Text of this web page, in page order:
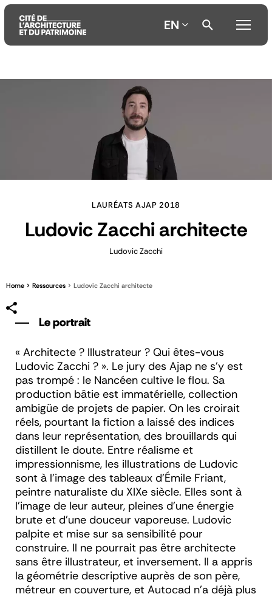
EN
LAURÉATS AJAP 2018
Ludovic Zacchi architecte
Ludovic Zacchi
Home Ressources Ludovic Zacchi architecte
Le portrait
« Architecte ? Illustrateur ? Qui êtes-vous
Ludovic Zacchi ? ». Le jury des Ajap ne s’y est
pas trompé : le Nancéen cultive le flou. Sa
production bâtie est immatérielle, collection
ambigüe de projets de papier. On les croirait
réels, pourtant la fiction a laissé des indices
dans leur représentation, des brouillards qui
distillent le doute. Entre réalisme et
impressionnisme, les illustrations de Ludovic
sont à l’image des tableaux d’Émile Friant,
peintre naturaliste du XIXe siècle. Elles sont à
l’image de leur auteur, pleines d’une énergie
brute et d’une douceur vaporeuse. Ludovic
palpite et mise sur sa sensibilité pour
construire. Il ne pourrait pas être architecte
sans être illustrateur, et inversement. Il a appris
la géométrie descriptive auprès de son père,
métreur en couverture, et Autocad n’a déjà plus